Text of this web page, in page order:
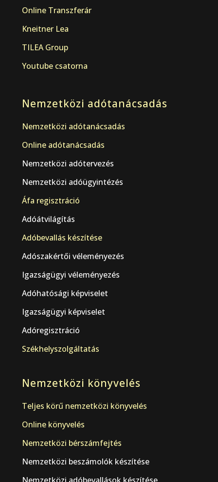
Online Transzferár
Kneitner Lea
TILEA Group
Youtube csatorna
Nemzetközi adótanácsadás
Nemzetközi adótanácsadás
Online adótanácsadás
Nemzetközi adótervezés
Nemzetközi adóügyintézés
Áfa regisztráció
Adóátvilágítás
Adóbevallás készítése
Adószakértői véleményezés
Igazságügyi véleményezés
Adóhatósági képviselet
Igazságügyi képviselet
Adóregisztráció
Székhelyszolgáltatás
Nemzetközi könyvelés
Teljes körű nemzetközi könyvelés
Online könyvelés
Nemzetközi bérszámfejtés
Nemzetközi beszámolók készítése